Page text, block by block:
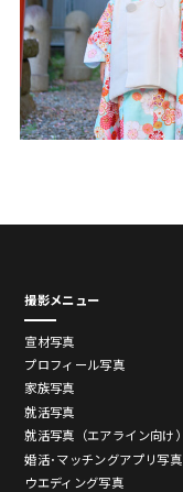
撮影メニュー
宣材写真
プロフィール写真
家族写真
就活写真
就活写真（エアライン向け）
婚活･マッチングアプリ写真
ウエディング写真